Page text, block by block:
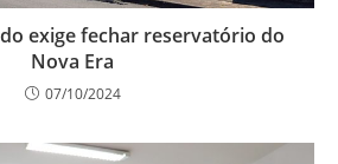
exige fechar reservatório do
Nova Era
07/10/2024